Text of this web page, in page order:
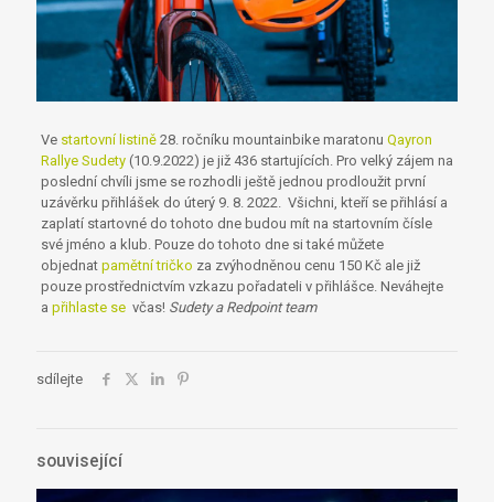
Ve startovní listině28. ročníku mountainbike maratonu Qayron
Rallye Sudety(10.9.2022) je již 436 startujících. Pro velký zájem na
poslední chvíli jsme se rozhodli ještě jednou prodloužit první
uzávěrku přihlášek do úterý 9. 8. 2022. Všichni, kteří se přihlásí a
zaplatí startovné do tohoto dne budou mít na startovním čísle
své jméno a klub. Pouze do tohoto dne si také můžete
objednat pamětní tričko za zvýhodněnou cenu 150 Kč ale již
pouze prostřednictvím vzkazu pořadateli v přihlášce. Neváhejte
a přihlaste sevčas! Sudety a Redpoint team
sdílejte
související